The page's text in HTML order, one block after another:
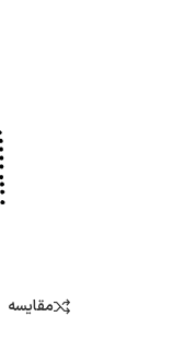
مقایسه